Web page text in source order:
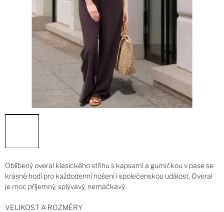
Oblíbený overal klasického střihu s kapsami a gumičkou v pase se
krásně hodí pro každodenní nošení i společenskou událost. Overal
je moc příjemný, splývavý, nemačkavý.
VELIKOST A ROZMĚRY